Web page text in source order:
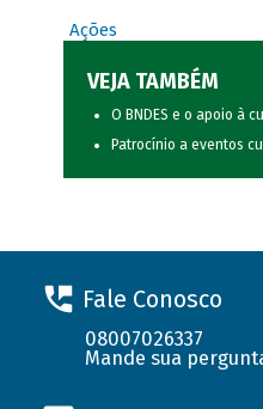
Ações
VEJA TAMBÉM
O BNDES e o apoio à
Patrocínio a eventos
Fale Conosco
08007026337
Mande sua